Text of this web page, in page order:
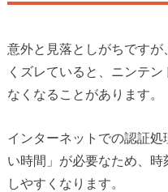
意外と見落としがちです
くズレていると、ニンテ
なくなることがあります。
インターネットでの認証
い時間」が必要なため、
しやすくなります。